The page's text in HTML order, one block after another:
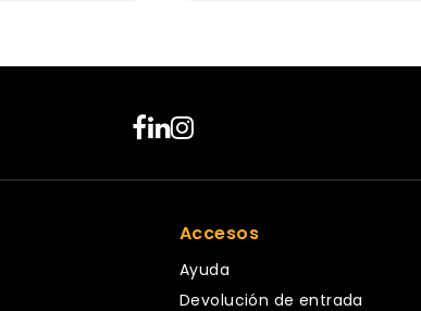
Accesos
Ayuda
Devolución de entrada